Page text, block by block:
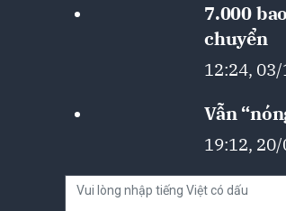
7.000
chuyển
12:24,
Vẫn
19:12,